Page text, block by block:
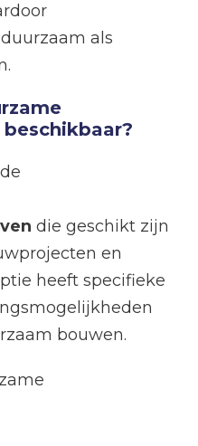
als
die geschikt zijn
en
heeft specifieke
bouwen.